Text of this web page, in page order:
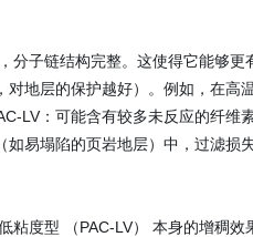
分子链结构完整。这使得它能够更
地层的保护越好）。例如，在高
LV：可能含有较多未反应的纤维
易塌陷的页岩地层）中，过滤损
度型 （PAC-LV） 本身的增稠效